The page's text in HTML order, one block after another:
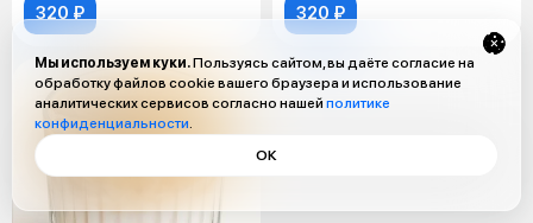
320 ₽ 320 ₽
Мы используем куки.Пользуясь сайтом, вы даёте согласие на
обработку файлов cookie вашего браузера и использование
аналитических сервисов согласно нашей политике
конфиденциальности.
ОК